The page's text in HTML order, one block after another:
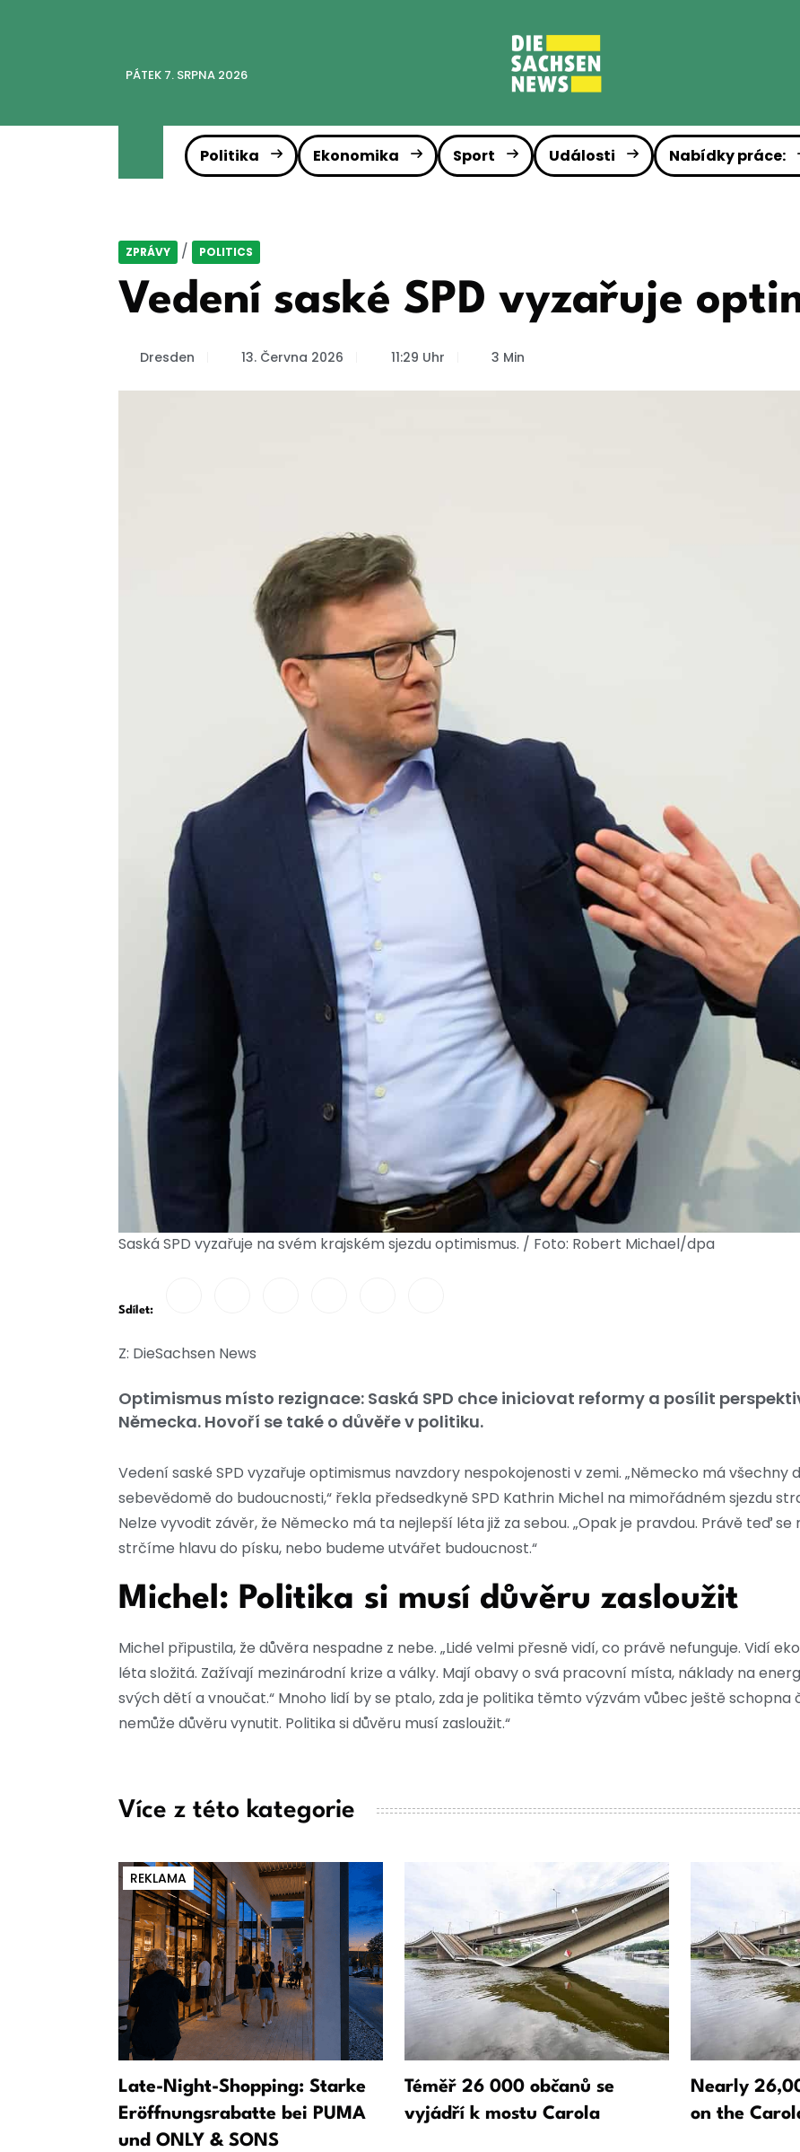
PÁTEK 7. SRPNA 2026
Politika Ekonomika Sport Události Nabídky práce:
ZPRÁVY / POLITICS
Vedení saské SPD vyzařuje
Dresden 13. Června 2026 11:29 Uhr 3 Min
Saská SPD vyzařuje na svém krajském sjezdu optimismus. / Foto: Robert Michael/dpa
Sdílet:
Z: DieSachsen News
Optimismus místo rezignace: Saská SPD chce iniciovat reformy a posílit
Německa. Hovoří se také o důvěře v politiku.
Vedení saské SPD vyzařuje optimismus navzdory nespokojenosti v zemi. „Německo má všechny
sebevědomě do budoucnosti,“ řekla předsedkyně SPD Kathrin Michel na mimořádném sjezdu
Nelze vyvodit závěr, že Německo má ta nejlepší léta již za sebou. „Opak je pravdou. Právě teď se
strčíme hlavu do písku, nebo budeme utvářet budoucnost.“
Michel: Politika si musí důvěru zasloužit
Michel připustila, že důvěra nespadne z nebe. „Lidé velmi přesně vidí, co právě nefunguje. Vidí
léta složitá. Zažívají mezinárodní krize a války. Mají obavy o svá pracovní místa, náklady na
svých dětí a vnoučat.“ Mnoho lidí by se ptalo, zda je politika těmto výzvám vůbec ještě schopna
nemůže důvěru vynutit. Politika si důvěru musí zasloužit.“
Více z této kategorie
REKLAMA
Late-Night-Shopping: Starke
Eröffnungsrabatte bei PUMA
und ONLY & SONS
Téměř 26 000 občanů se
vyjádří k mostu Carola
Nearly
on the